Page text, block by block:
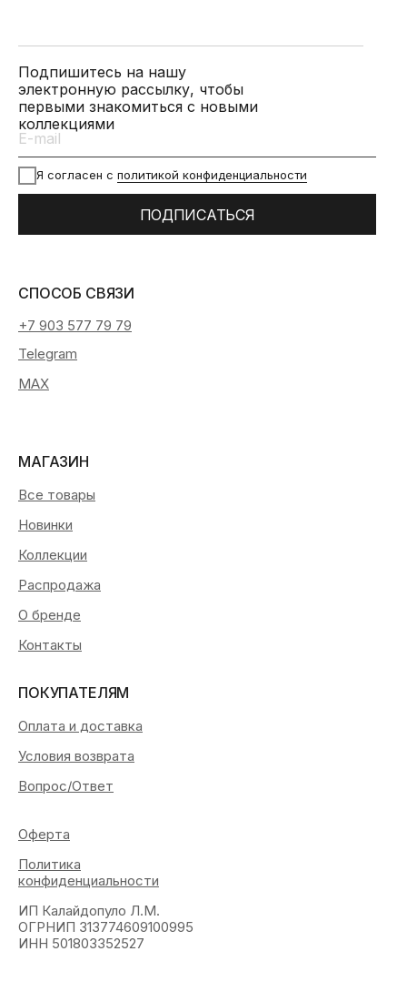
Подпишитесь на нашу
электронную рассылку, чтобы
первыми знакомиться с новыми
коллекциями
Все товары
Новинки
О бренде
Контакты
Коллекции
Распродажа
Я согласен с политикой конфиденциальности
ПОДПИСАТЬСЯ
+7 903 577 79 79
СПОСОБ СВЯЗИ
Оплата и доставка
ПОКУПАТЕЛЯМ
Вопрос/Ответ
Условия возврата
Telegram
MAX
МАГАЗИН
Политика
конфиденциальности
Оферта
ИП Калайдопуло Л.М.
ОГРНИП 313774609100995
ИНН 501803352527